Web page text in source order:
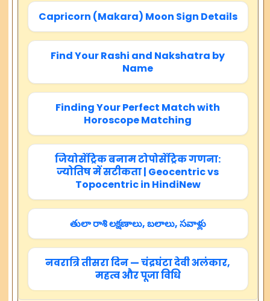
Capricorn (Makara) Moon Sign Details
Find Your Rashi and Nakshatra by
Name
Finding Your Perfect Match with
Horoscope Matching
जियोसेंट्रिक बनाम टोपोसेंट्रिक गणना:
ज्योतिष में सटीकता | Geocentric vs
Topocentric in HindiNew
తులా రాశి లక్షణాలు, బలాలు, సవాళ్లు
नवरात्रि तीसरा दिन — चंद्रघंटा देवी अलंकार,
महत्व और पूजा विधि